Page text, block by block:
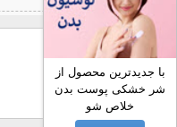
فال حافظ
با جدیدترین محصول از
شر خشکی پوست بدن
خلاص شو